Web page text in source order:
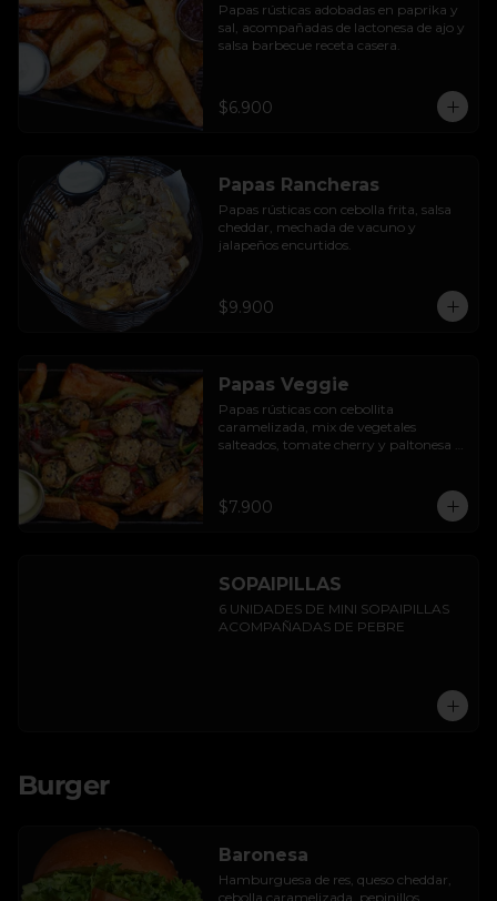
Papas rústicas adobadas en paprika y
sal, acompañadas de lactonesa de ajo y
salsa barbecue receta casera.
$6.900
Papas Rancheras
Papas rústicas con cebolla frita, salsa
cheddar, mechada de vacuno y
jalapeños encurtidos.
$9.900
Papas Veggie
Papas rústicas con cebollita
caramelizada, mix de vegetales
salteados, tomate cherry y paltonesa
$7.900
SOPAIPILLAS
6 UNIDADES DE MINI SOPAIPILLAS
ACOMPAÑADAS DE PEBRE
Burger
Baronesa
Hamburguesa de res, queso cheddar,
cebolla caramelizada, pepinillos,